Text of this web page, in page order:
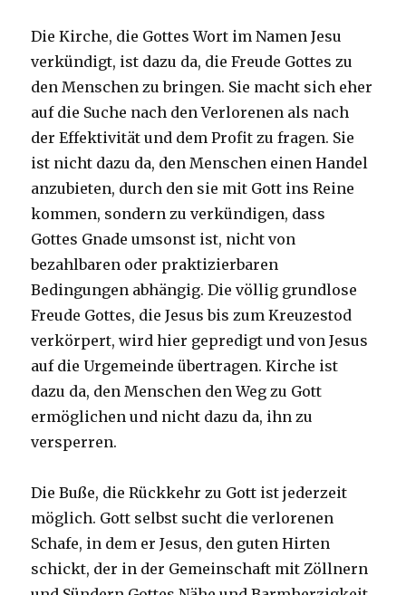
Die Kirche, die Gottes Wort im Namen Jesu
verkündigt, ist dazu da, die Freude Gottes zu
den Menschen zu bringen. Sie macht sich eher
auf die Suche nach den Verlorenen als nach
der Effektivität und dem Profit zu fragen. Sie
ist nicht dazu da, den Menschen einen Handel
anzubieten, durch den sie mit Gott ins Reine
kommen, sondern zu verkündigen, dass
Gottes Gnade umsonst ist, nicht von
bezahlbaren oder praktizierbaren
Bedingungen abhängig. Die völlig grundlose
Freude Gottes, die Jesus bis zum Kreuzestod
verkörpert, wird hier gepredigt und von Jesus
auf die Urgemeinde übertragen. Kirche ist
dazu da, den Menschen den Weg zu Gott
ermöglichen und nicht dazu da, ihn zu
versperren.
Die Buße, die Rückkehr zu Gott ist jederzeit
möglich. Gott selbst sucht die verlorenen
Schafe, in dem er Jesus, den guten Hirten
schickt, der in der Gemeinschaft mit Zöllnern